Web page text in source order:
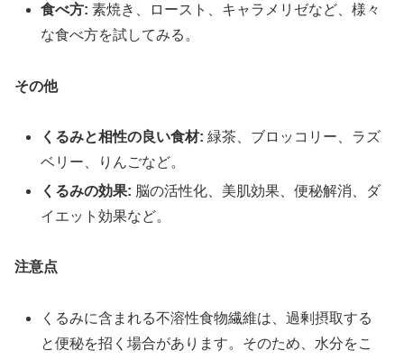
食べ方: 素焼き、ロースト、キャラメリゼなど、様々
な食べ方を試してみる。
その他
くるみと相性の良い食材: 緑茶、ブロッコリー、ラズ
ベリー、りんごなど。
くるみの効果: 脳の活性化、美肌効果、便秘解消、ダ
イエット効果など。
注意点
くるみに含まれる不溶性食物繊維は、過剰摂取する
と便秘を招く場合があります。そのため、水分をこ